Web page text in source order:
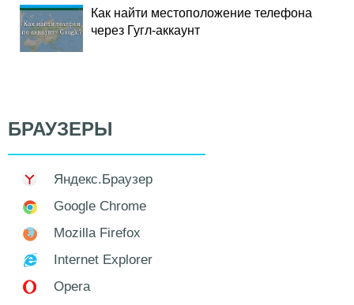
Как найти местоположение телефона
через Гугл-аккаунт
БРАУЗЕРЫ
Яндекс.Браузер
Google Chrome
Mozilla Firefox
Internet Explorer
Opera